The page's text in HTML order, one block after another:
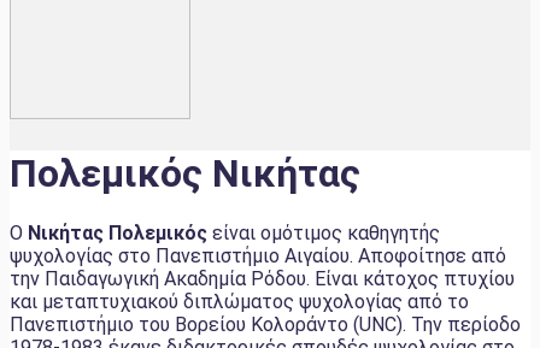
Πολεμικός Νικήτας
Ο Νικήτας Πολεμικός είναι ομότιμος καθηγητής
ψυχολογίας στο Πανεπιστήμιο Αιγαίου. Αποφοίτησε από
την Παιδαγωγική Ακαδημία Ρόδου. Είναι κάτοχος πτυχίου
και μεταπτυχιακού διπλώματος ψυχολογίας από το
Πανεπιστήμιο του Βορείου Κολοράντο (UNC). Την περίοδο